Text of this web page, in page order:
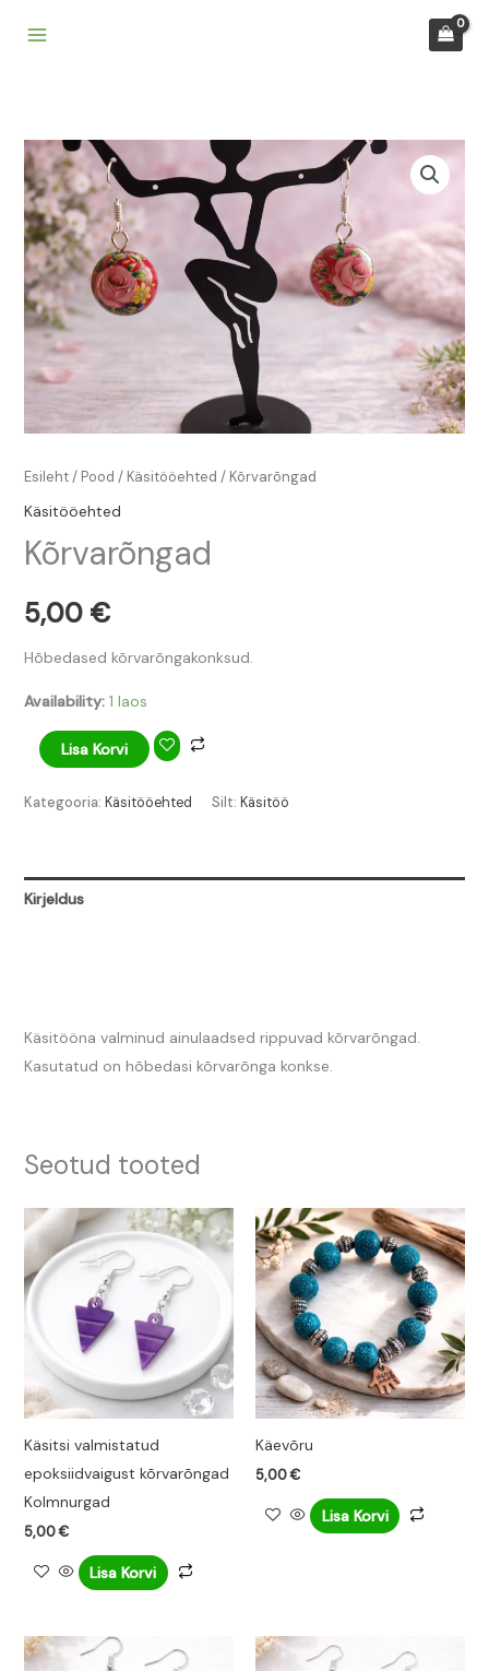
Esileht/ Pood / Käsitööehted / Kõrvarõngad
Käsitööehted
Kõrvarõngad
5,00 €
Hõbedased kõrvarõngakonksud.
Availability: 1 laos
Kõrvarõngad
kogus
Lisa Korvi
Kategooria: Käsitööehted Silt: Käsitöö
Kirjeldus
Käsitööna valminud ainulaadsed rippuvad kõrvarõngad.
Kasutatud on hõbedasi kõrvarõnga konkse.
Seotud tooted
Käsitsi valmistatud
epoksiidvaigust kõrvarõngad
Kolmnurgad
5,00€
Lisa Korvi
Käevõru
5,00€
Lisa Korvi